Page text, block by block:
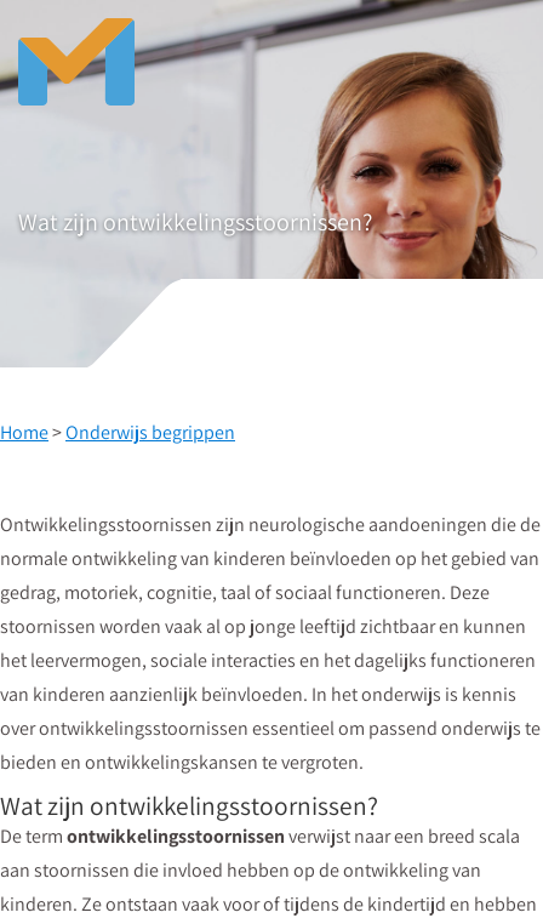
Wat zijn ontwikkelingsstoornissen?
Home>Onderwijs begrippen
Ontwikkelingsstoornissen zijn neurologische aandoeningen die de
normale ontwikkeling van kinderen beïnvloeden op het gebied van
gedrag, motoriek, cognitie, taal of sociaal functioneren. Deze
stoornissen worden vaak al op jonge leeftijd zichtbaar en kunnen
het leervermogen, sociale interacties en het dagelijks functioneren
van kinderen aanzienlijk beïnvloeden. In het onderwijs is kennis
over ontwikkelingsstoornissen essentieel om passend onderwijs te
bieden en ontwikkelingskansen te vergroten.
Wat zijn ontwikkelingsstoornissen?
De termontwikkelingsstoornissenverwijst naar een breed scala
aan stoornissen die invloed hebben op de ontwikkeling van
kinderen. Ze ontstaan vaak voor of tijdens de kindertijd en hebben